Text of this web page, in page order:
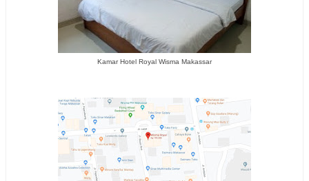
Kamar Hotel Royal Wisma Makassar